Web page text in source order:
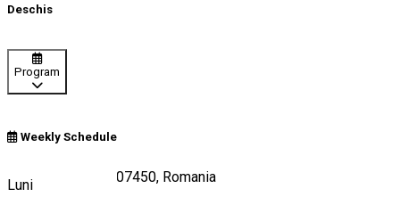
Deschis
Program
Weekly Schedule
Luni
PielestiPielești 207450, Romania